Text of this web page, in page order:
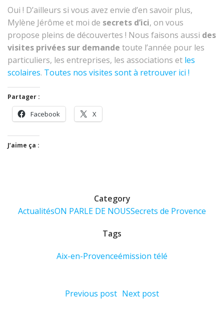
Oui ! D’ailleurs si vous avez envie d’en savoir plus,
Mylène Jérôme et moi de secrets d’ici, on vous
propose pleins de découvertes ! Nous faisons aussi des
visites privées sur demande toute l’année pour les
particuliers, les entreprises, les associations et les
scolaires. Toutes nos visites sont à retrouver ici !
Partager :
Facebook X
J’aime ça :
Category
ActualitésON PARLE DE NOUSSecrets de Provence
Tags
Aix-en-Provenceémission télé
Post
Previous post Post
Next post